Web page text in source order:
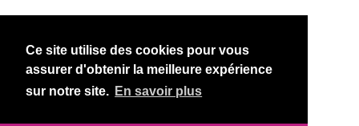
Ce site utilise des cookies pour vous
assurer d'obtenir la meilleure expérience
sur notre site. En savoir plus
BlackAndBeauties RussianKisses